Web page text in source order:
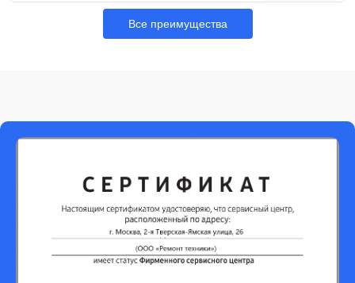
Все преимущества